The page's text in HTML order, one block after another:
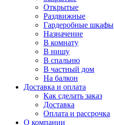
Открытые
Раздвижные
Гардеробные шкафы
Назначение
В комнату
В нишу
В спальню
В частный дом
На балкон
Доставка и оплата
Как сделать заказ
Доставка
Оплата и рассрочка
О компании